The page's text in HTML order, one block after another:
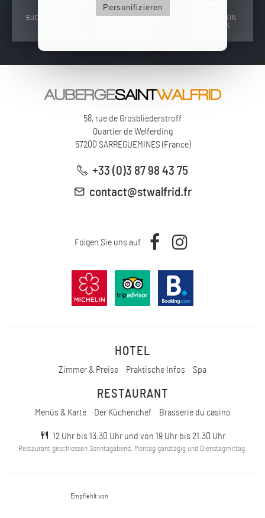
Personifizieren
BUCHEN SIE EIN
BUCHEN SIE EINEN
GEBEN SIE EIN
GESCHENK
58, rue de Grosbliederstroff
Quartier de Welferding
57200 SARREGUEMINES (France)
+33 (0)3 87 98 43 75
contact@stwalfrid.fr
Folgen Sie uns auf
HOTEL
Zimmer & Preise Praktische Infos Spa
RESTAURANT
Menüs & Karte Der Küchenchef Brasserie du casino
12 Uhr bis 13.30 Uhr und von 19 Uhr bis 21.30 Uhr
Restaurant geschlossen Sonntagabend, Montag ganztägig und Dienstagmittag.
Empfiehlt von